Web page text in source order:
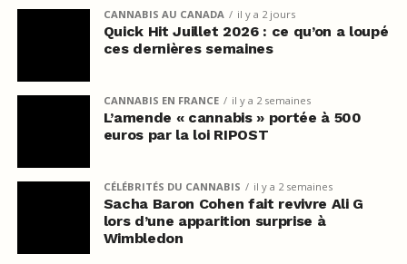
CANNABIS AU CANADA il y a 2 jours
Quick Hit Juillet 2026 : ce qu’on a loupé
ces dernières semaines
CANNABIS EN FRANCE il y a 2 semaines
L’amende « cannabis » portée à 500
euros par la loi RIPOST
CÉLÉBRITÉS DU CANNABIS il y a 2 semaines
Sacha Baron Cohen fait revivre Ali G
lors d’une apparition surprise à
Wimbledon